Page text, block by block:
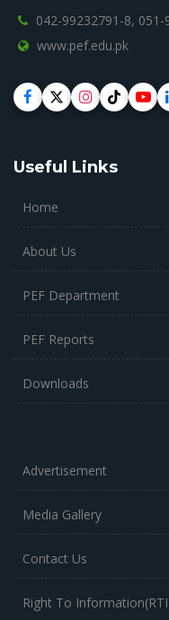
042-99232791-8, 051-
www.pef.edu.pk
Useful Links
Home
About Us
PEF Department
PEF Reports
Downloads
Advertisement
Media Gallery
Contact Us
Right To